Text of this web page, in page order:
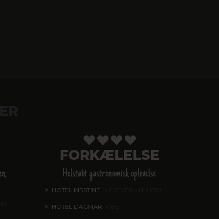
FORKÆLELSE
Helstøbt gastronomisk oplevelse
HOTEL KIRSTINE
HOTEL DAGMAR